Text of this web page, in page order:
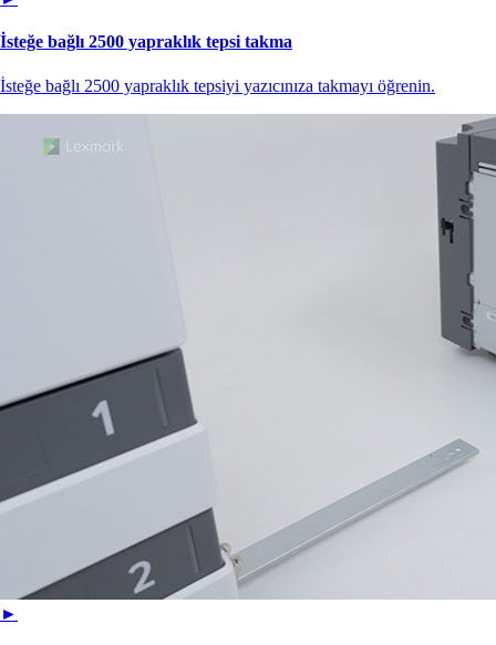
İsteğe bağlı 2500 yapraklık tepsi takma
İsteğe bağlı 2500 yapraklık tepsiyi yazıcınıza takmayı öğrenin.
►